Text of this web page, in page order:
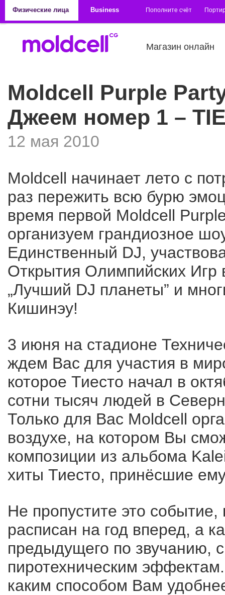
Физические лица
Business Пополните счёт
Магазин онлайн
Moldcell Purple
Джеем номер 1 –
12 мая 2010
Moldcell начинает лето с
раз пережить всю бурю
время первой Moldcell
организуем грандиозное
Единственный DJ,
Открытия Олимпийских
„Лучший DJ планеты” и
Кишинэу!
3 июня на стадионе
ждем Вас для участия в
которое Тиесто начал в
сотни тысяч людей в
Только для Вас Moldcell
воздухе, на котором Вы
композиции из альбома
хиты Тиесто, принёсшие
Не пропустите это
расписан на год вперед, а
предыдущего по звучанию,
пиротехническим
каким способом Вам